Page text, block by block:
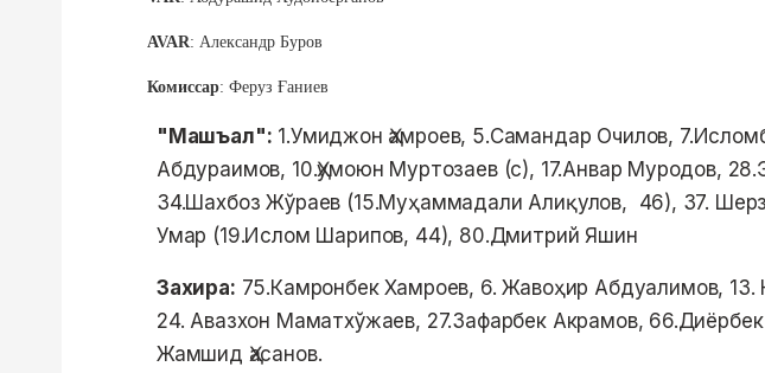
AVAR: Александр Буров
Комиссар: Феруз Ғаниев
"Машъал": 1.Умиджон Ҳамроев, 5.Самандар Очилов,
Абдураимов, 10.Ҳумоюн Муртозаев (с), 17.Анвар Муродов,
34.Шахбоз Жўраев (15.Муҳаммадали Алиқулов, 46), 37.
Умар (19.Ислом Шарипов, 44), 80.Дмитрий Яшин
Захира: 75.Камронбек Хамроев, 6. Жавоҳир Абдуалимов,
24. Авазхон Маматхўжаев, 27.Зафарбек Акрамов,
Жамшид Ҳасанов.